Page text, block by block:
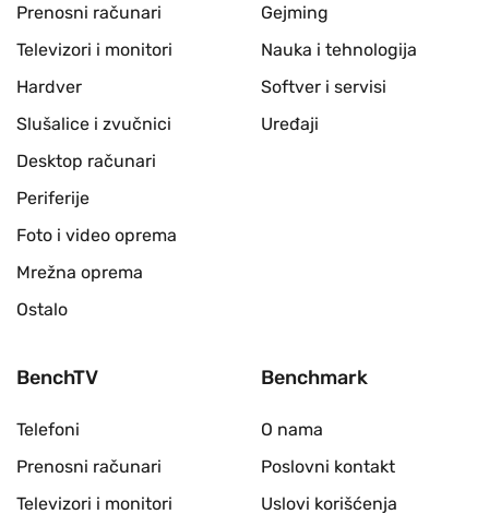
Prenosni računari
Televizori i monitori
Hardver
Slušalice i zvučnici
Desktop računari
Periferije
Foto i video oprema
Mrežna oprema
Ostalo
Gejming
Nauka i tehnologija
Softver i servisi
Uređaji
BenchTV
Telefoni
Prenosni računari
Televizori i monitori
Benchmark
O nama
Poslovni kontakt
Uslovi korišćenja